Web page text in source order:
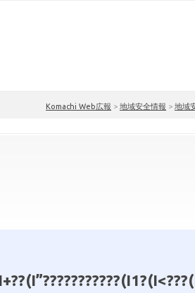
Komachi Web広報 > 地域安全情報 > 地域